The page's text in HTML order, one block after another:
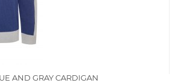
AND GRAY CARDIGAN